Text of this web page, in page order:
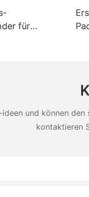
für
und können
kontaktieren